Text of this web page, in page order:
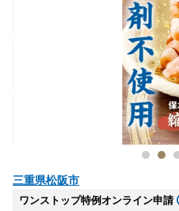
三重県松阪市
ワンストップ特例オンライン申請